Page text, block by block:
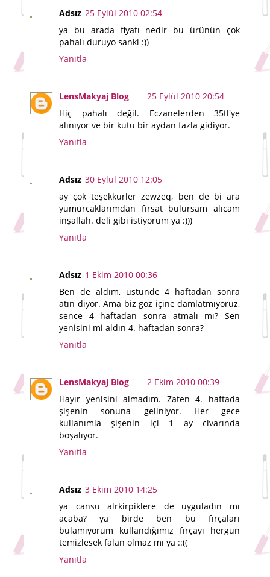
Adsız 25 Eylül 2010 02:54
ya bu arada fiyatı nedir bu ürünün çok
pahalı duruyo sanki :))
Yanıtla
LensMakyaj Blog
25 Eylül 2010 20:54
Hiç pahalı değil. Eczanelerden 35tl'ye
alınıyor ve bir kutu bir aydan fazla gidiyor.
Yanıtla
Adsız 30 Eylül 2010 12:05
ay çok teşekkürler zewzeq, ben de bi ara
yumurcaklarımdan fırsat bulursam alıcam
inşallah. deli gibi istiyorum ya :)))
Yanıtla
Adsız 1 Ekim 2010 00:36
Ben de aldım, üstünde 4 haftadan sonra
atın diyor. Ama biz göz içine damlatmıyoruz,
sence 4 haftadan sonra atmalı mı? Sen
yenisini mi aldın 4. haftadan sonra?
Yanıtla
LensMakyaj Blog
2 Ekim 2010 00:39
Hayır yenisini almadım. Zaten 4. haftada
şişenin sonuna geliniyor. Her gece
kullanımla şişenin içi 1 ay civarında
boşalıyor.
Yanıtla
Adsız 3 Ekim 2010 14:25
ya cansu alrkirpiklere de uyguladın mı
acaba? ya birde ben bu fırçaları
bulamıyorum kullandığımız fırçayı hergün
temizlesek falan olmaz mı ya ::((
Yanıtla